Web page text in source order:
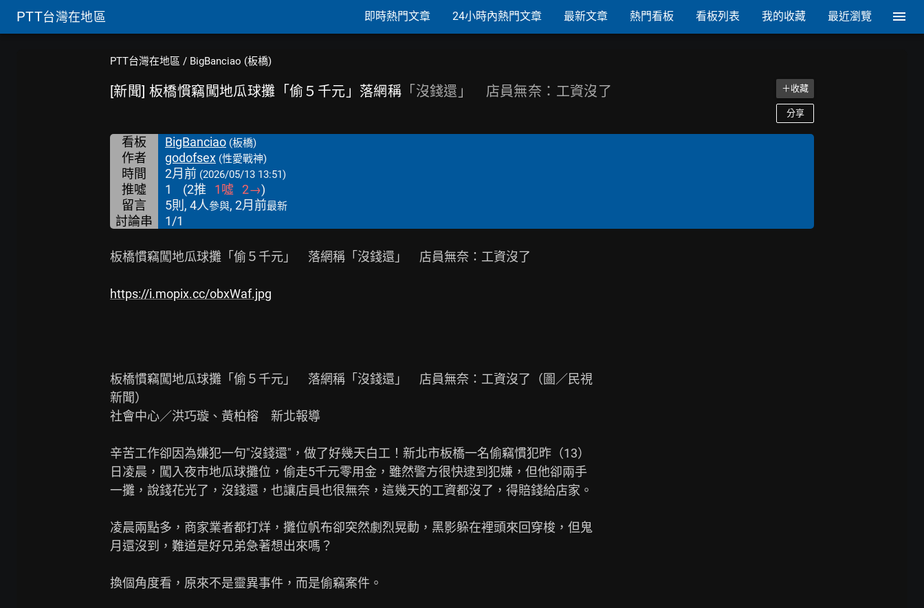
PTT台灣在地區 即時熱門文章 24小時內熱門文章 最新文章 熱門看板 看板列表 我的收藏 最近瀏覽
PTT台灣在地區 / BigBanciao (板橋)
[新聞] 板橋慣竊闖地瓜球攤「偷５千元」落網稱 「沒錢還」 店員無奈：工資沒了 ＋收藏
分享
看板 BigBanciao (板橋)
作者 godofsex (性愛戰神)
時間 2月前 (2026/05/13 13:51)
推噓 1 (2推 1噓 2→)
留言
5則, 4人參與, 2月前最新
討論串 1/1
板橋慣竊闖地瓜球攤「偷５千元」　落網稱「沒錢還」　店員無奈：工資沒了
https://i.mopix.cc/obxWaf.jpg
板橋慣竊闖地瓜球攤「偷５千元」　落網稱「沒錢還」　店員無奈：工資沒了（圖／民視
新聞）
社會中心／洪巧璇、黃柏榕　新北報導
辛苦工作卻因為嫌犯一句"沒錢還"，做了好幾天白工！新北市板橋一名偷竊慣犯昨（13）
日凌晨，闖入夜市地瓜球攤位，偷走5千元零用金，雖然警方很快逮到犯嫌，但他卻兩手
一攤，說錢花光了，沒錢還，也讓店員也很無奈，這幾天的工資都沒了，得賠錢給店家。
凌晨兩點多，商家業者都打烊，攤位帆布卻突然劇烈晃動，黑影躲在裡頭來回穿梭，但鬼
月還沒到，難道是好兄弟急著想出來嗎？
換個角度看，原來不是靈異事件，而是偷竊案件。